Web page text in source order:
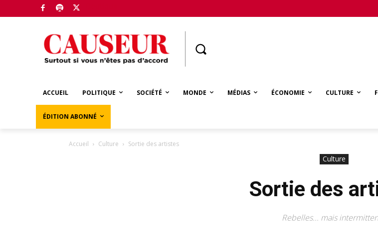
ACCUEIL POLITIQUE SOCIÉTÉ MONDE MÉDIAS ÉCONOMIE CULTURE
ÉDITION ABONNÉ
Accueil Culture Sortie des artistes
Culture
Sortie des
Rebelles... mais